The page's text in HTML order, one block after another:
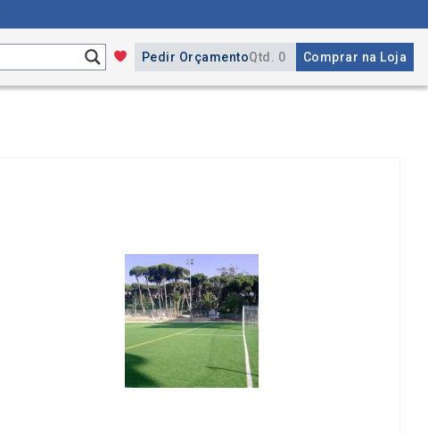
Pedir OrçamentoQtd. 0 Comprar na Loja